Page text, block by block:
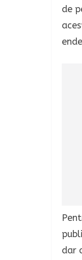
de
dar